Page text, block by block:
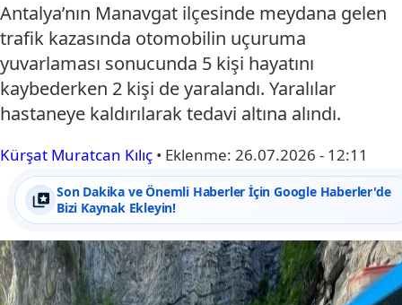
Antalya’nın Manavgat ilçesinde meydana gelen
trafik kazasında otomobilin uçuruma
yuvarlaması sonucunda 5 kişi hayatını
kaybederken 2 kişi de yaralandı. Yaralılar
hastaneye kaldırılarak tedavi altına alındı.
Kürşat Muratcan Kılıç • Eklenme: 26.07.2026 - 12:11
Son Dakika ve Önemli Haberler İçin Google Haberler'de
Bizi Kaynak Ekleyin!